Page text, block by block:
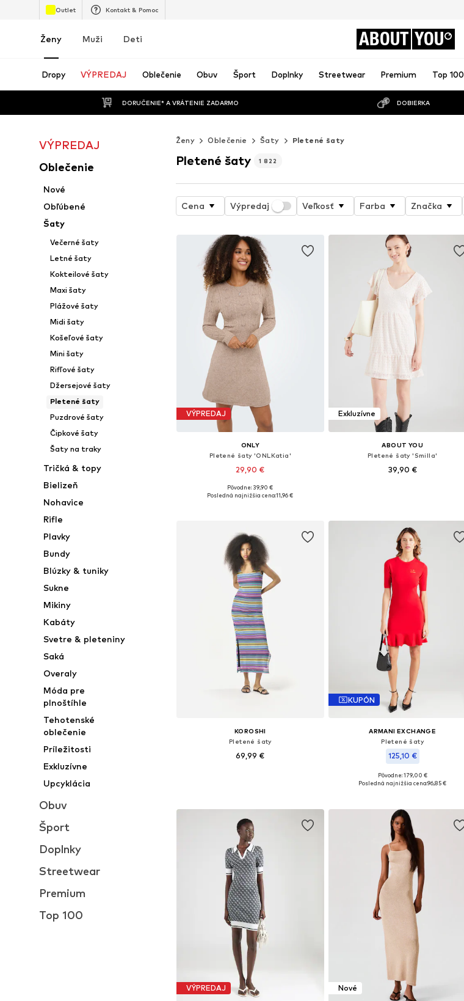
Outlet Kontakt & Pomoc
Ženy Muži Deti ABOUT YOU
Dropy VÝPREDAJ Oblečenie Obuv Šport Doplnky Streetwear Premium Top 100
DORUČENIE* A VRÁTENIE ZADARMO DOBIERKA
VÝPREDAJ
Oblečenie
Nové
Obľúbené
Šaty
Večerné šaty
Letné šaty
Kokteilové šaty
Maxi šaty
Plážové šaty
Midi šaty
Košeľové šaty
Mini šaty
Rifľové šaty
Džersejové šaty
Pletené šaty
Puzdrové šaty
Čipkové šaty
Šaty na traky
Tričká & topy
Bielizeň
Nohavice
Rifle
Plavky
Bundy
Blúzky & tuniky
Sukne
Mikiny
Kabáty
Svetre & pleteniny
Saká
Overaly
Móda pre
plnoštíhle
Tehotenské
oblečenie
Príležitosti
Exkluzívne
Upcyklácia
Obuv
Šport
Doplnky
Streetwear
Premium
Top 100
Ženy Oblečenie Šaty Pletené šaty
Pletené šaty 1 822
Cena Výpredaj Veľkosť Farba Značka
VÝPREDAJ
ONLY
Pletené šaty 'ONLKatia'
29,90 €
Dostupné veľkosti: XS, S, M, L, XL
Pôvodne: 39,90 €
Posledná najnižšia cena:11,96 €
Exkluzívne
ABOUT YOU
Pletené šaty 'Smilla'
39,90 €
KOROSHI
Pletené šaty
69,99 €
KUPÓN
ARMANI EXCHANGE
Pletené šaty
125,10 €
Dostupné veľkosti: S, M
Pôvodne: 179,00 €
Posledná najnižšia cena:96,85 €
VÝPREDAJ Nové